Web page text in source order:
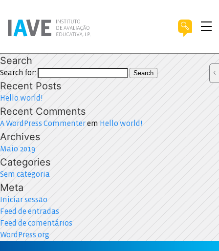
Search
Search for: Search
Recent Posts
Hello world!
Recent Comments
A WordPress Commenterem Hello world!
Archives
Maio 2019
Categories
Sem categoria
Meta
Iniciar sessão
Feed de entradas
Feed de comentários
WordPress.org